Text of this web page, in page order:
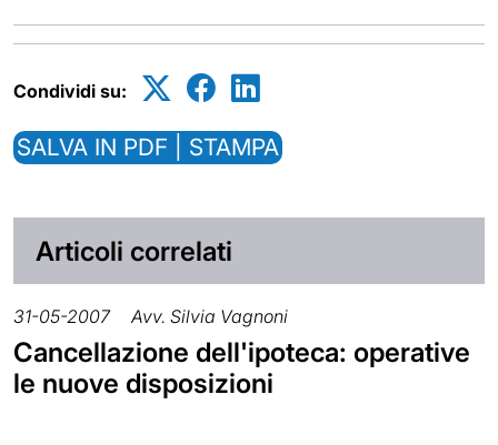
Condividi su:
SALVA IN PDF | STAMPA
Articoli correlati
31-05-2007 Avv. Silvia Vagnoni
Cancellazione dell'ipoteca: operative
le nuove disposizioni